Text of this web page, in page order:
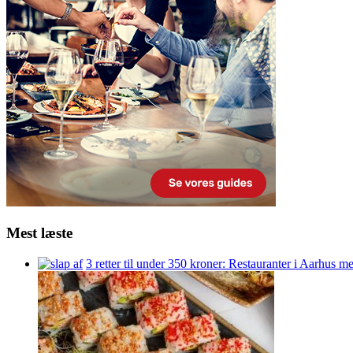
Mest læste
3 retter til under 350 kroner: Restauranter i Aarhus